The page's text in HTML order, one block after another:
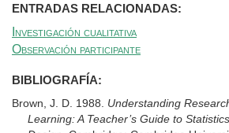
ENTRADAS RELACIONADAS:
Investigación cualitativa
Observación participante
BIBLIOGRAFÍA:
Brown, J. D. 1988. Understanding
Learning: A Teacher’s Guide to